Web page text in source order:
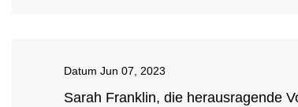
Datum Jun 07, 2023
Sarah Franklin, die herausragende